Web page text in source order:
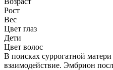
Рост
Вес
Цвет глаз
Дети
Цвет волос
В поисках суррогатной
взаимодействие. Эмбрион